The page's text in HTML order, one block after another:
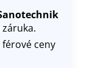
férové ceny